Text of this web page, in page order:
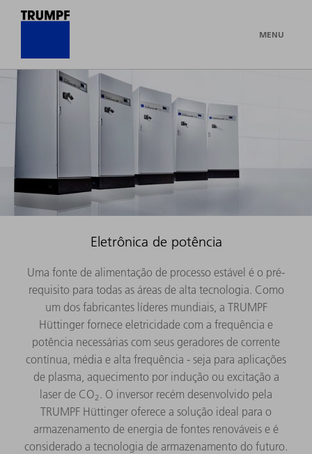
MENU
Eletrônica de potência
Uma fonte de alimentação de processo estável é o pré-
requisito para todas as áreas de alta tecnologia. Como
um dos fabricantes líderes mundiais, a TRUMPF
Hüttinger fornece eletricidade com a frequência e
potência necessárias com seus geradores de corrente
contínua, média e alta frequência - seja para aplicações
de plasma, aquecimento por indução ou excitação a
laser de CO2 . O inversor recém desenvolvido pela
TRUMPF Hüttinger oferece a solução ideal para o
armazenamento de energia de fontes renováveis ​​e é
considerado a tecnologia de armazenamento do futuro.